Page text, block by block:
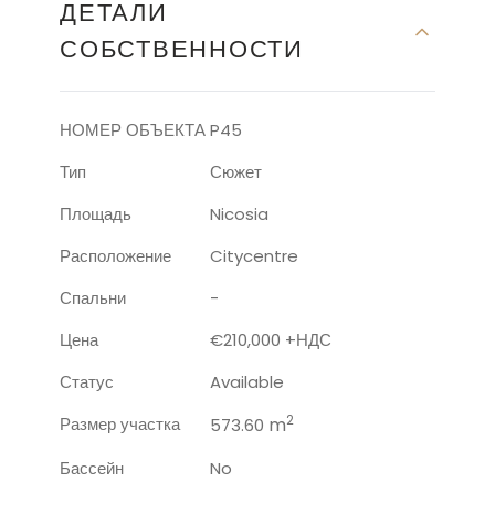
ДЕТАЛИ
СОБСТВЕННОСТИ
НОМЕР ОБЪЕКТАP45
Тип
Сюжет
Площадь
Nicosia
Расположение
Citycentre
Спальни
-
Цена
€210,000 +НДС
Статус
Available
Размер участка
573.60 m2
Бассейн No